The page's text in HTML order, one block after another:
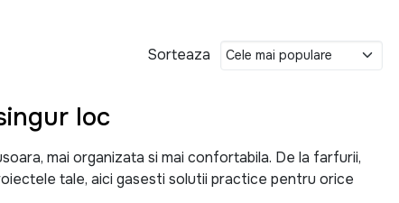
Sorteaza
loc
mai organizata si mai confortabila. De la farfurii,
tale, aici gasesti solutii practice pentru orice